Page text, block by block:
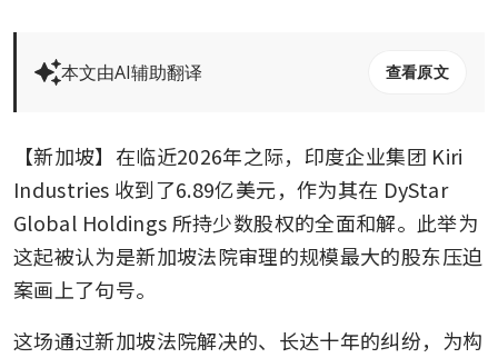
本文由AI辅助翻译 查看原文
【新加坡】在临近2026年之际，印度企业集团 Kiri
Industries 收到了6.89亿美元，作为其在 DyStar
Global Holdings 所持少数股权的全面和解。此举为
这起被认为是新加坡法院审理的规模最大的股东压迫
案画上了句号。
这场通过新加坡法院解决的、长达十年的纠纷，为构